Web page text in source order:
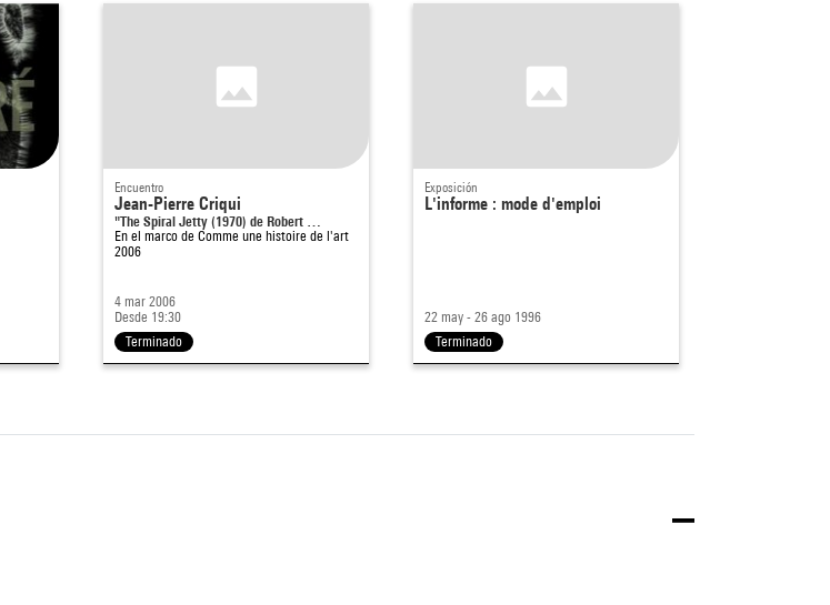
Encuentro
Jean-Pierre Criqui
"The Spiral Jetty (1970) de Robert …
En el marco de Comme une histoire de l'art
2006
4 mar 2006
Desde 19:30
Terminado
Exposición
L'informe : mode d'emploi
22 may - 26 ago 1996
Terminado